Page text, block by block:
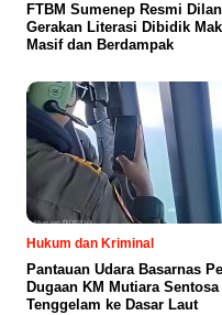
FTBM Sumenep Resmi
Gerakan Literasi Dibidik
Masif dan Berdampak
Hukum dan Kriminal
Pantauan Udara Basarnas
Dugaan KM Mutiara Sentosa
Tenggelam ke Dasar Laut